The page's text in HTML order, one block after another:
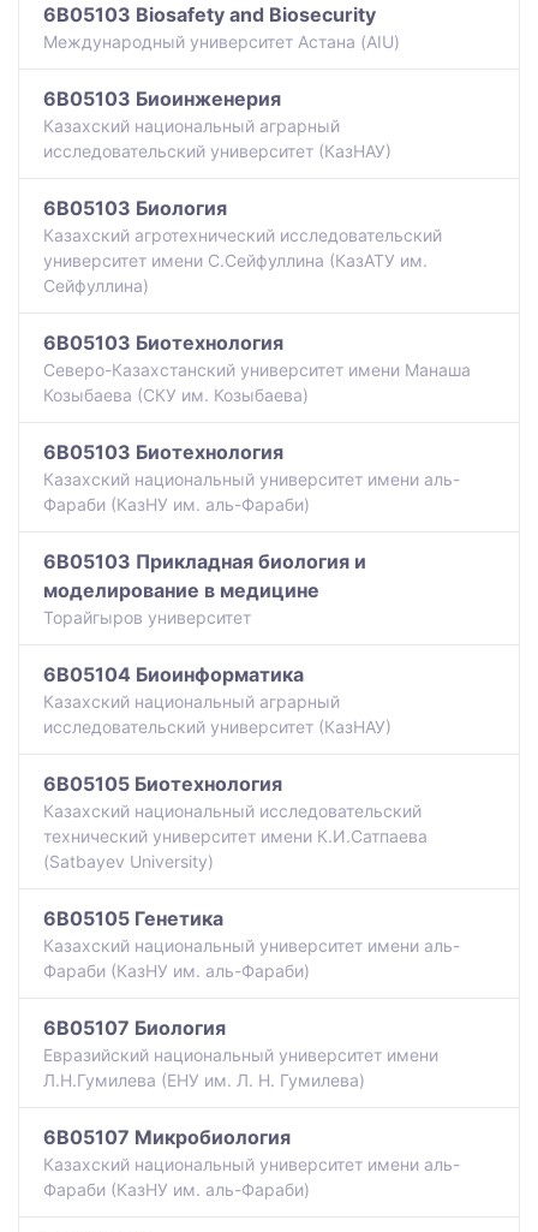
6B05103 Biosafety and Biosecurity
Международный университет Астана (AIU)
6B05103 Биоинженерия
Казахский национальный аграрный
исследовательский университет (КазНАУ)
6B05103 Биология
Казахский агротехнический исследовательский
университет имени С.Сейфуллина (КазАТУ им.
Сейфуллина)
6B05103 Биотехнология
Северо-Казахстанский университет имени Манаша
Козыбаева (СКУ им. Козыбаева)
6B05103 Биотехнология
Казахский национальный университет имени аль-
Фараби (КазНУ им. аль-Фараби)
6B05103 Прикладная биология и
моделирование в медицине
Торайгыров университет
6B05104 Биоинформатика
Казахский национальный аграрный
исследовательский университет (КазНАУ)
6B05105 Биотехнология
Казахский национальный исследовательский
технический университет имени К.И.Сатпаева
(Satbayev University)
6B05105 Генетика
Казахский национальный университет имени аль-
Фараби (КазНУ им. аль-Фараби)
6B05107 Биология
Евразийский национальный университет имени
Л.Н.Гумилева (ЕНУ им. Л. Н. Гумилева)
6B05107 Микробиология
Казахский национальный университет имени аль-
Фараби (КазНУ им. аль-Фараби)